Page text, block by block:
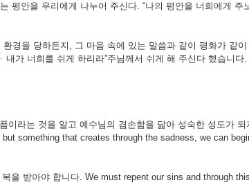
평안을 우리에게 나누어 주신다. “나의 평안을 너희에게 주
경을 당하든지, 그 마음 속에 있는 말씀과 같이 평화가 같
가 너희를 쉬게 하리라”주님께서 쉬게 해 주신다 했습니
이라는 것을 알고 예수님의 겸손함을 닮아 성숙한 성도가
something that creates through the sadness, we can
을 받아야 합니다. We must repent our sins and through